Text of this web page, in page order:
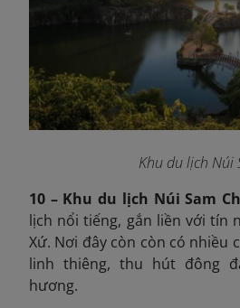
Khu du lịch Núi
10 – Khu du lịch Núi Sam
lịch nổi tiếng, gắn liền với tín
Xứ. Nơi đây còn còn có nhiều
linh thiêng, thu hút đông
hương.